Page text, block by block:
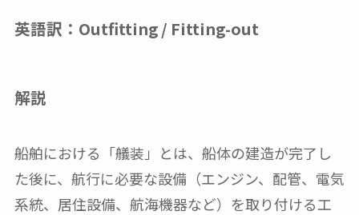
英語訳： Outfitting / Fitting-out
解説
船舶における「艤装」とは、船体の建造が完了し
た後に、航行に必要な設備（エンジン、配管、電気
系統、居住設備、航海機器など）を取り付ける工